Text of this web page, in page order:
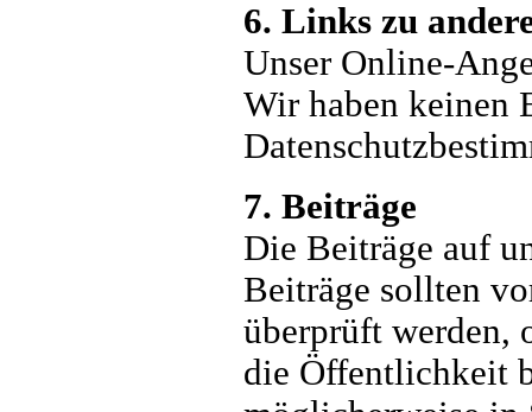
6. Links zu
Unser Online-
Wir haben keinen
7. Beiträge
Die Beiträge auf
Beiträge sollten
überprüft werden,
die Öffentlichkeit